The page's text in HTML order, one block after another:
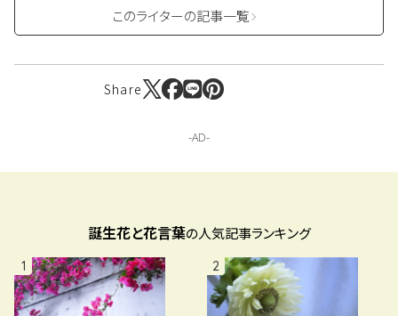
このライターの記事一覧
Share
誕生花と花言葉の人気記事ランキング
1 2